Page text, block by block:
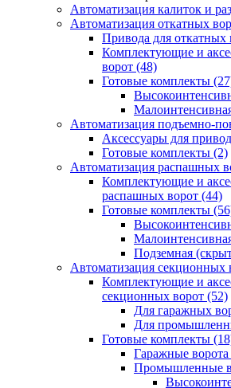
Автоматизация калиток и
Автоматизация откатных
Привода для откатных
Комплектующие и
ворот (48)
Готовые комплекты
Автоматизация подъемно-
Аксессуары для
Готовые комплекты (2)
Автоматизация распашных
Комплектующие и
распашных ворот (44)
Готовые комплекты
Подземная
Автоматизация секционных
Комплектующие и
секционных ворот (52)
Для гаражных
Для
Готовые комплекты
Гаражные ворота
Промышленные